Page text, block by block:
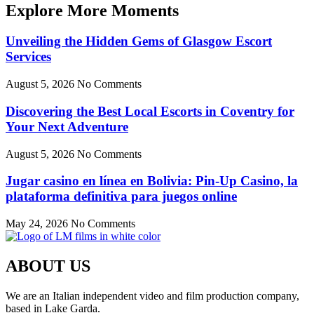
Explore More Moments
Unveiling the Hidden Gems of Glasgow Escort
Services
August 5, 2026 No Comments
Discovering the Best Local Escorts in Coventry for
Your Next Adventure
August 5, 2026 No Comments
Jugar casino en línea en Bolivia: Pin-Up Casino, la
plataforma definitiva para juegos online
May 24, 2026 No Comments
ABOUT US
We are an Italian independent video and film production company,
based in Lake Garda.